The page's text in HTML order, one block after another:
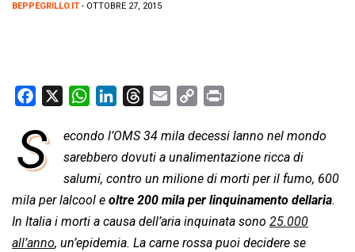
BEPPEGRILLO.IT - OTTOBRE 27, 2015
c
e
o
o
k
W
a
t
s
A
p
p
n
k
e
d
I
n
r
e
a
d
s
a
i
l
p
y
L
i
n
k
i
n
t
S
econdo l’OMS 34 mila decessi lanno nel mondo
sarebbero dovuti a unalimentazione ricca di
salumi, contro un milione di morti per il fumo, 600
mila per lalcool e oltre 200 mila per linquinamento dellaria.
In Italia i morti a causa dell’aria inquinata sono 25.000
all’anno, un’epidemia. La carne rossa puoi decidere se